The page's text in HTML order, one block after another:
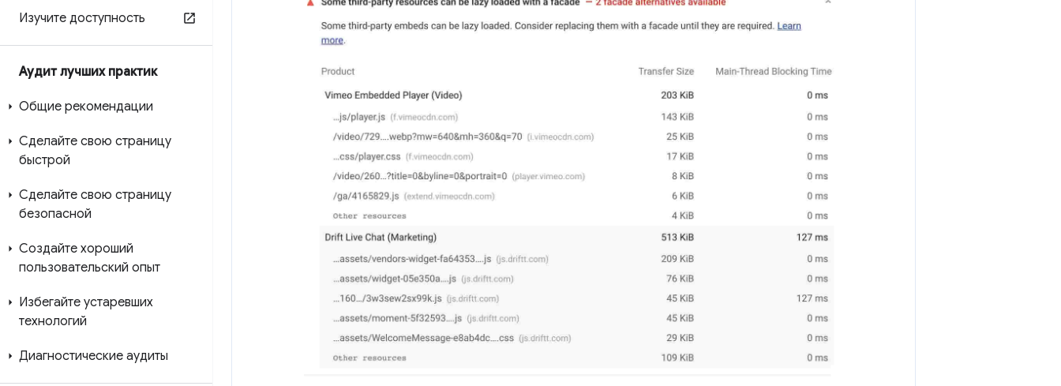
Изучите доступность
Аудит лучших практик
Общие рекомендации
Сделайте свою страницу
быстрой
Сделайте свою страницу
безопасной
Создайте хороший
пользовательский опыт
Избегайте устаревших
технологий
Диагностические аудиты